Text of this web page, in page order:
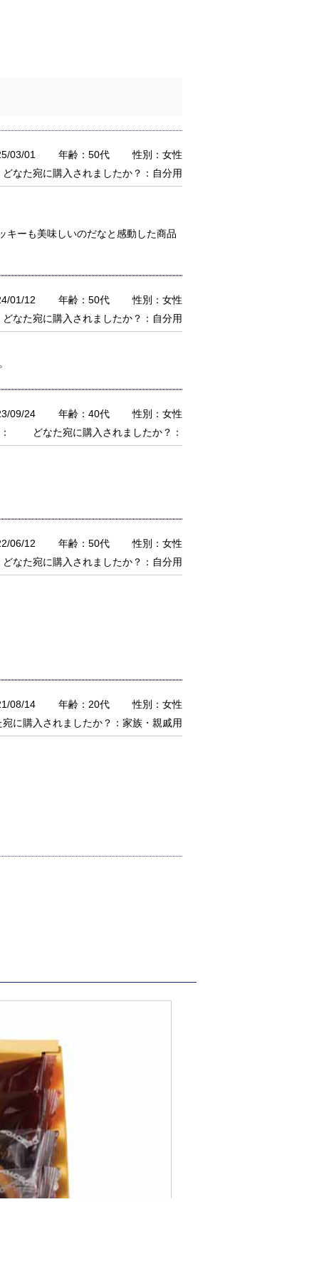
03/01 年齢：50代
性別：女性
どなた宛に購入されましたか？：自分用
キーも美味しいのだなと感動した商品
01/12 年齢：50代
性別：女性
どなた宛に購入されましたか？：自分用
09/24 年齢：40代
性別：女性
どなた宛に購入されましたか？：
06/12 年齢：50代
性別：女性
どなた宛に購入されましたか？：自分用
08/14 年齢：20代
性別：女性
宛に購入されましたか？：家族・親戚用